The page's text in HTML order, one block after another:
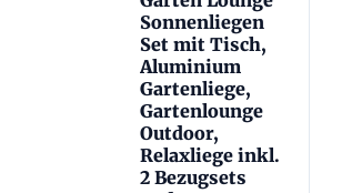
Sonnenliegen
Set mit Tisch,
Aluminium
Gartenliege,
Gartenlounge
Outdoor,
Relaxliege inkl.
2 Bezugsets